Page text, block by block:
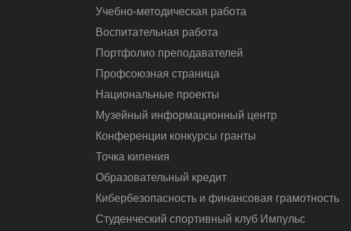
Учебно-методическая работа
Воспитательная работа
Портфолио преподавателей
Профсоюзная страница
Национальные проекты
Музейный информационный центр
Конференции конкурсы гранты
Точка кипения
Образовательный кредит
Кибербезопасность и финансовая грамотность
Студенческий спортивный клуб Импульс